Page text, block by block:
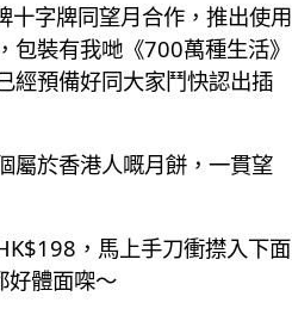
字牌同望月合作，推出使用
包裝有我哋《700萬種生活》
經預備好同大家鬥快認出插
屬於香港人嘅月餅，一貫望
，馬上手刀衝㩒入下面
好體面㗎～